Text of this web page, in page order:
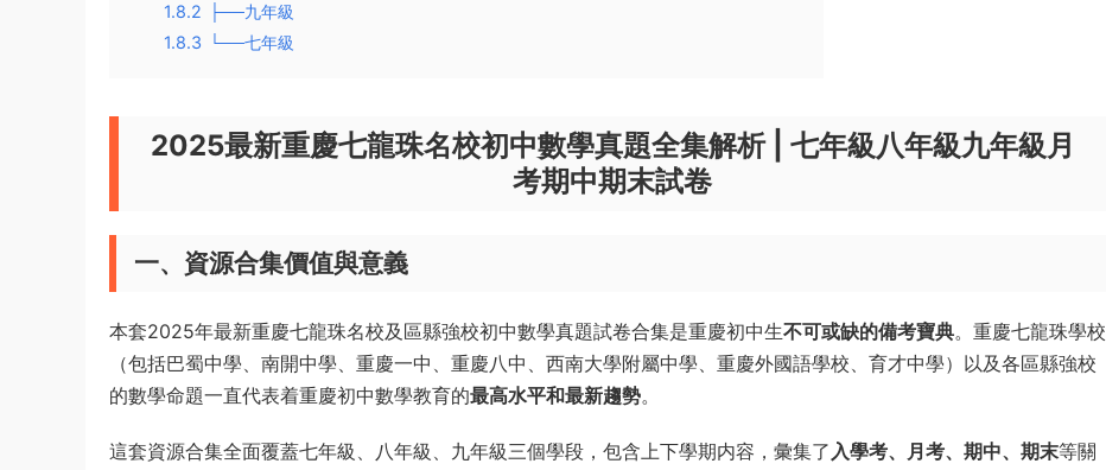
1.8.2
├──九年級
1.8.3
└──七年級
2025最新重慶七龍珠名校初中數學真題全集解析 | 七年級八年級九年級月
考期中期末試卷
一、資源合集價值與意義
本套2025年最新重慶七龍珠名校及區縣強校初中數學真題試卷合集是重慶初中生不可或缺的備考寶典。重慶七龍珠學校
（包括巴蜀中學、南開中學、重慶一中、重慶八中、西南大學附屬中學、重慶外國語學校、育才中學）以及各區縣強校
的數學命題一直代表着重慶初中數學教育的最高水平和最新趨勢。
這套資源合集全面覆蓋七年級、八年級、九年級三個學段，包含上下學期内容，彙集了 入學考、月考、期中、期末等關